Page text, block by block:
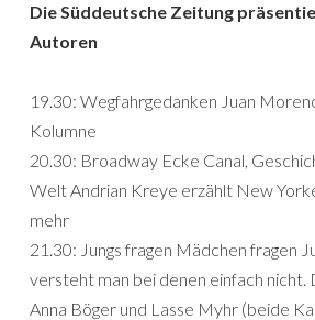
Die Süddeutsche Zeitung
Autoren
19.30: Wegfahrgedanken Juan
Kolumne
20.30: Broadway Ecke Canal,
Welt Andrian Kreye erzählt New
mehr
21.30: Jungs fragen Mädchen fragen
versteht man bei denen einfach nicht.
Anna Böger und Lasse Myhr (beide